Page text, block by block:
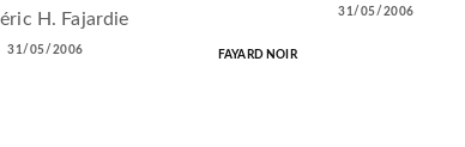
H. Fajardie
31/05/2006
31/05/2006
FAYARD NOIR